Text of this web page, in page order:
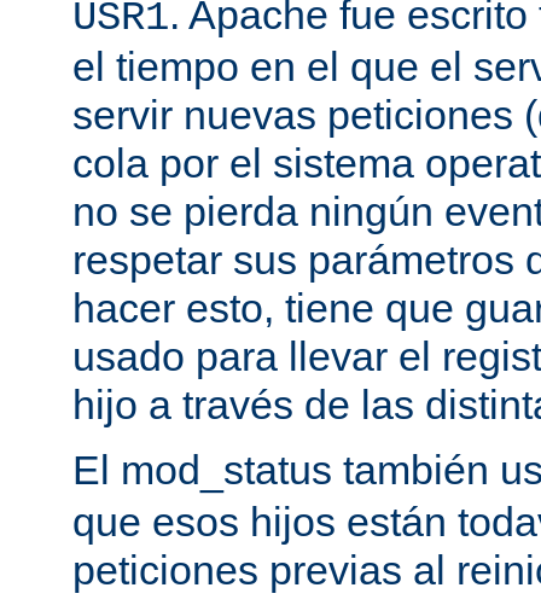
USR1. Apache fue
el tiempo en el que el
servir nuevas peticiones
cola por el sistema
no se pierda ningún
respetar sus parámetros
hacer esto, tiene que
usado para llevar el
hijo a través de las
El mod_status también
que esos hijos están
peticiones previas al